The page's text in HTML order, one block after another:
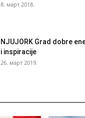
8. март 2018.
NJUJORK Grad dobre
i inspiracije
26. март 2019.